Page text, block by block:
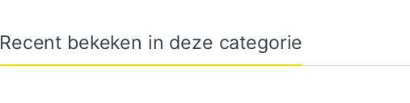
Recent bekeken in deze categorie